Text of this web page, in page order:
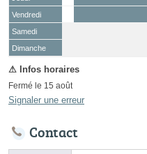
Vendredi
Samedi
(15 août)
Dimanche
Fermé le 15 août
Signaler une erreur
Contact